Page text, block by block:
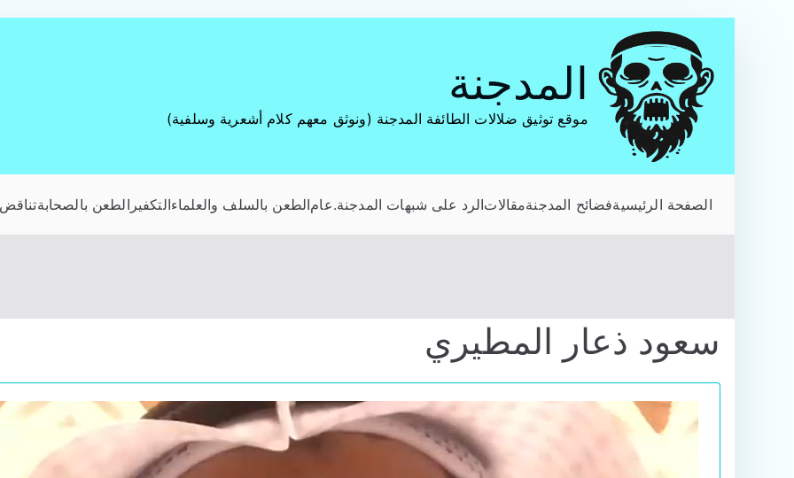
المحتوى
المدجنة
موقع توثيق ضلالات الطائفة المدجنة (ونوثق معهم كلام أشعرية وسلفية)
الصفحة الرئيسيةفضائح المدجنةمقالاتالرد على شبهات المدجنة.عامالطعن بالسلف والعلماءالتكفير الطعن بالصحابة
سعود ذعار المطيري